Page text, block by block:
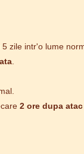
zile intr'o lume
.
2 ore dupa atac